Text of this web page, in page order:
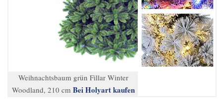
Weihnachtsbaum grün Fillar Winter
Woodland, 210 cm Bei Holyart kaufen